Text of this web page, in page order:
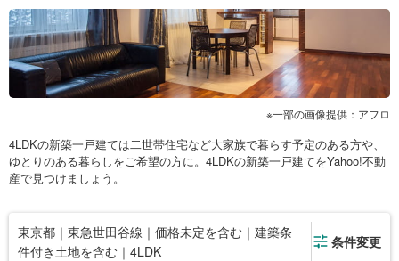
一部の画像提供：アフロ
4LDKの新築一戸建ては二世帯住宅など大家族で暮らす予定のある方や、
ゆとりのある暮らしをご希望の方に。4LDKの新築一戸建てをYahoo!不動
産で見つけましょう。
東京都｜東急世田谷線｜価格未定を含む｜建築条
件付き土地を含む｜4LDK
条件変更